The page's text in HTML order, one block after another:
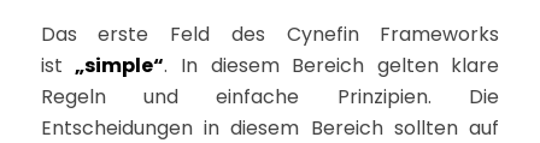
Das erste Feld des Cynefin Frameworks
ist„simple“. In diesem Bereich gelten klare
Regeln und einfache Prinzipien. Die
Entscheidungen in diesem Bereich sollten auf